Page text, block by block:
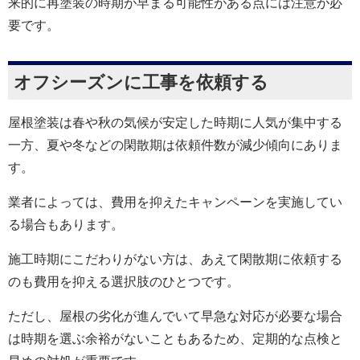
来的に再塗装の時期が早まる可能性がある点には注意が必
要です。
オフシーズンに工事を依頼する
屋根塗装は春や秋の気候が安定した時期に人気が集中する
一方、夏や冬などの閑散期は依頼件数が減少傾向にありま
す。
業者によっては、費用を抑えたキャンペーンを実施してい
る場合もあります。
施工時期にこだわりがない方は、あえて閑散期に依頼する
のも費用を抑える選択肢のひとつです。
ただし、屋根の劣化が進んでいて早急な対応が必要な場合
は時期を選ぶ余裕がないこともあるため、定期的な点検と